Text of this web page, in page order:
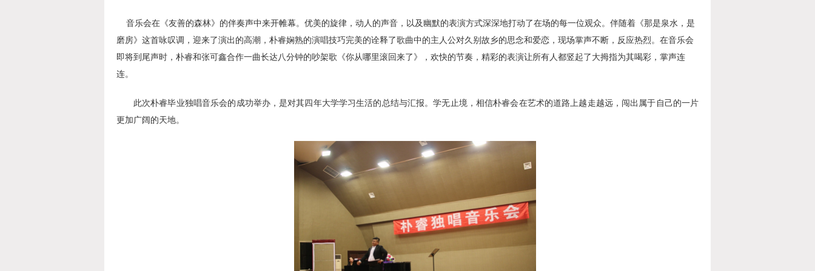
音乐会在 《友善的森林》 的伴奏声中来开帷幕。优美的旋律， 动人 的声音， 以及 幽默的表演方式深深地打动了在场的每一位观众。伴随着 《那是泉水，是
磨房》 这首咏叹调，迎来了演出的高潮，朴睿娴熟的演唱技巧完美的诠释了歌曲中的主人公对久别故乡的思念和爱恋 ，现场掌声不断，反应热烈。 在音乐会
即将到尾声时 ，朴睿和张可鑫合作一曲长达八分钟的吵架歌《你从哪里滚回来了》 ， 欢快的节奏，精彩的表演让所有人都竖起了大拇指为其喝彩，掌声连
连。
此次朴睿毕业独唱音乐会的 成功举办，是对其四年大学学习生活的总结与汇报。学无止境，相信朴睿会在艺术的道路上越走越远，闯出属于自己的一片
更加广阔的天地。